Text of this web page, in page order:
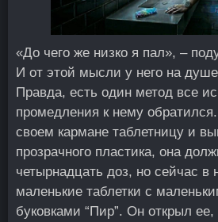
«До чего же низко я пал», –
И от этой мысли у него на
Правда, есть один метод все
промедления к нему
своем кармане таблетницу и
прозрачного пластика, она
четырнадцать доз, но сейчас в
маленькие таблетки с
буковками “Пир”. Он открыл